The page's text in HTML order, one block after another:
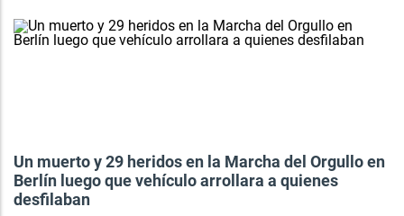
Un muerto y 29 heridos en la Marcha del Orgullo en
Berlín luego que vehículo arrollara a quienes
desfilaban